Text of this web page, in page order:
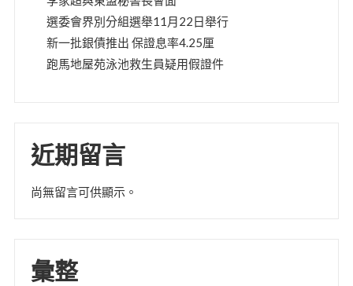
選委會界別分組選舉11月22日舉行
新一批銀債推出 保證息率4.25厘
跑馬地屋苑泳池救生員疑用假證件
近期留言
尚無留言可供顯示。
彙整